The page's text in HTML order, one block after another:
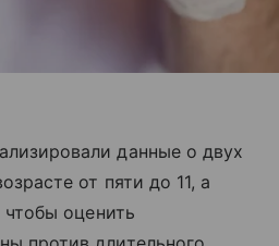
данные о двух
от пяти до 11, а
чтобы оценить